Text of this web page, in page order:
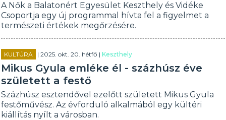
A Nők a Balatonért Egyesület Keszthely és Vidéke
Csoportja egy új programmal hívta fel a figyelmet a
természeti értékek megőrzésére.
KULTÚRA | 2025. okt. 20. hétfő |Keszthely
Mikus Gyula emléke él - százhúsz éve
született a festő
Százhúsz esztendővel ezelőtt született Mikus Gyula
festőművész. Az évforduló alkalmából egy kültéri
kiállítás nyílt a városban.